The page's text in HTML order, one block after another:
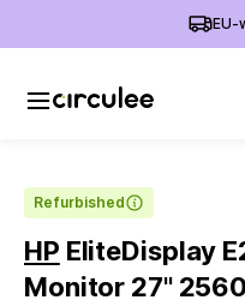
EU-
Refurbished
HP EliteDisplay
Monitor 27''